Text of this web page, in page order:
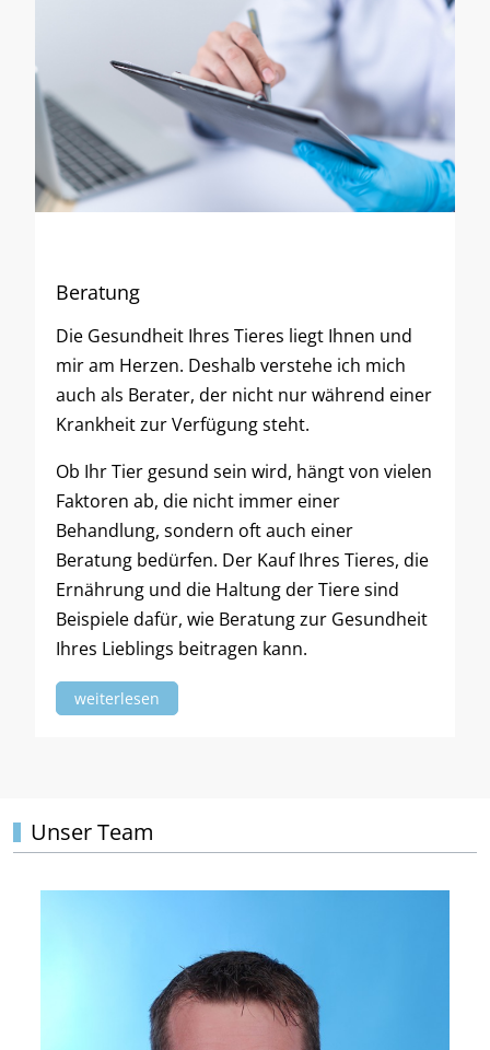
Beratung
Die Gesundheit Ihres Tieres liegt Ihnen und
mir am Herzen. Deshalb verstehe ich mich
auch als Berater, der nicht nur während einer
Krankheit zur Verfügung steht.
Ob Ihr Tier gesund sein wird, hängt von vielen
Faktoren ab, die nicht immer einer
Behandlung, sondern oft auch einer
Beratung bedürfen. Der Kauf Ihres Tieres, die
Ernährung und die Haltung der Tiere sind
Beispiele dafür, wie Beratung zur Gesundheit
Ihres Lieblings beitragen kann.
weiterlesen
Unser Team